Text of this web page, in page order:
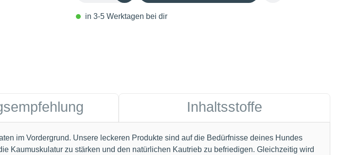
in 3-5 Werktagen bei dir
Inhaltsstoffe
im Vordergrund. Unsere leckeren Produkte sind auf die Bedürfnisse deines Hundes
Kaumuskulatur zu stärken und den natürlichen Kautrieb zu befriedigen. Gleichzeitig wird